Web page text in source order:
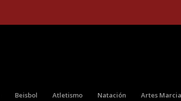
Beisbol Atletismo Natación Artes